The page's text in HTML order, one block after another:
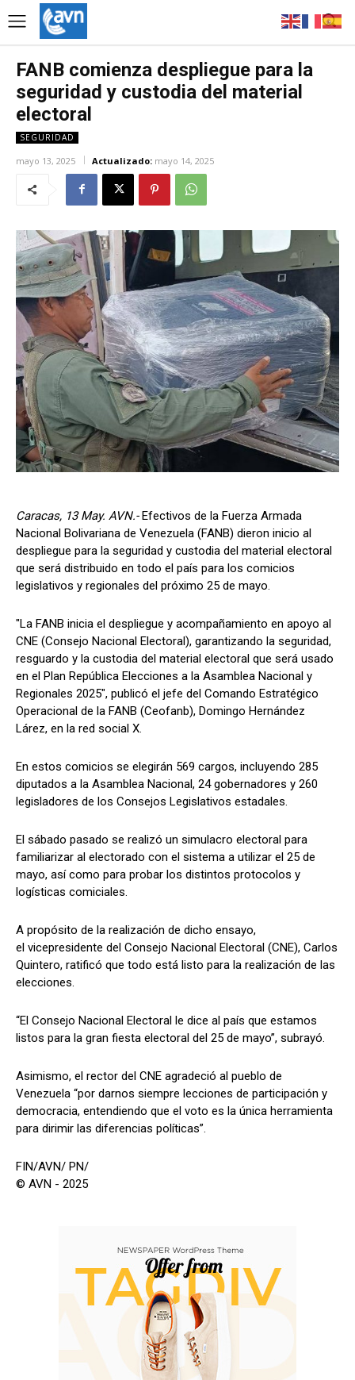
FANB comienza despliegue para la
seguridad y custodia del material
electoral
SEGURIDAD
mayo 13, 2025 Actualizado: mayo 14, 2025
Caracas, 13 May. AVN.-Efectivos de la Fuerza Armada
Nacional Bolivariana de Venezuela (FANB) dieron inicio al
despliegue para la seguridad y custodia del material electoral
que será distribuido en todo el país para los comicios
legislativos y regionales del próximo 25 de mayo.
"La FANB inicia el despliegue y acompañamiento en apoyo al
CNE (Consejo Nacional Electoral), garantizando la seguridad,
resguardo y la custodia del material electoral que será usado
en el Plan República Elecciones a la Asamblea Nacional y
Regionales 2025", publicó el jefe del Comando Estratégico
Operacional de la FANB (Ceofanb), Domingo Hernández
Lárez, en la red social X.
En estos comicios se elegirán 569 cargos, incluyendo 285
diputados a la Asamblea Nacional, 24 gobernadores y 260
legisladores de los Consejos Legislativos estadales.
El sábado pasado se realizó un simulacro electoral para
familiarizar al electorado con el sistema a utilizar el 25 de
mayo, así como para probar los distintos protocolos y
logísticas comiciales.
A propósito de la realización de dicho ensayo,
el vicepresidente del Consejo Nacional Electoral (CNE), Carlos
Quintero, ratificó que todo está listo para la realización de las
elecciones.
“El Consejo Nacional Electoral le dice al país que estamos
listos para la gran fiesta electoral del 25 de mayo”, subrayó.
Asimismo, el rector del CNE agradeció al pueblo de
Venezuela “por darnos siempre lecciones de participación y
democracia, entendiendo que el voto es la única herramienta
para dirimir las diferencias políticas”.
FIN/AVN/ PN/
© AVN - 2025